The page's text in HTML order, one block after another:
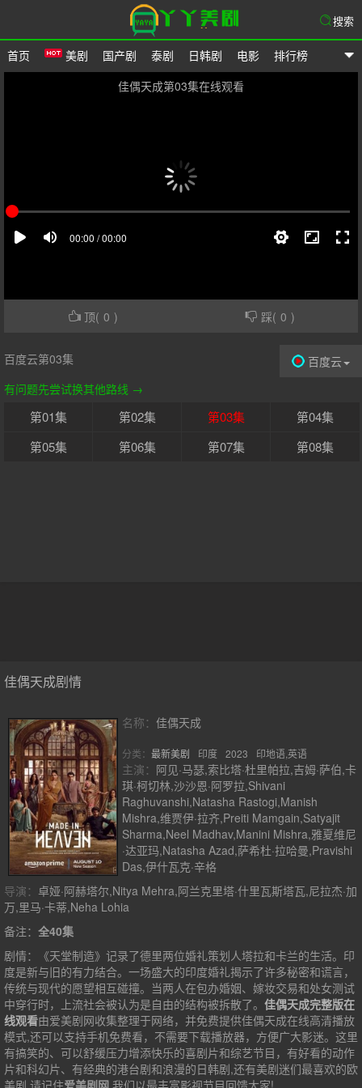
爱美剧网
首页 美剧 国产剧 泰剧 日韩剧 电影 排行榜
搜索
佳偶天成第03集在线观看
顶( 0 ) 踩( 0 )
百度云
百度云第03集
有问题先尝试换其他路线 →
第01集 第02集 第03集
第04集
第05集
第06集 第07集 第08集
佳偶天成剧情
名称： 佳偶天成
分类： 最新美剧 印度 2023 印地语,英语
主演： 阿见·马瑟,索比塔·杜里帕拉,吉姆·萨伯,卡
琪·柯切林,沙沙恩·阿罗拉,Shivani
Raghuvanshi,Natasha Rastogi,Manish
Mishra,维贾伊·拉齐,Preiti Mamgain,Satyajit
Sharma,Neel Madhav,Manini Mishra,雅夏维尼
·达亚玛,Natasha Azad,萨希杜·拉哈曼,Pravishi
Das,伊什瓦克·辛格
导演： 卓娅·阿赫塔尔,Nitya Mehra,阿兰克里塔·什里瓦斯塔瓦,尼拉杰·加
万,里马·卡蒂,Neha Lohia
备注： 全40集
剧情：
《天堂制造》记录了德里两位婚礼策划人塔拉和卡兰的生活。印
度是新与旧的有力结合。一场盛大的印度婚礼揭示了许多秘密和谎言，
传统与现代的愿望相互碰撞。当两人在包办婚姻、嫁妆交易和处女测试
中穿行时，上流社会被认为是自由的结构被拆散了。 佳偶天成完整版在
线观看由爱美剧网收集整理于网络，并免费提供佳偶天成在线高清播放
模式,还可以支持手机免费看，不需要下载播放器，方便广大影迷。这里
有搞笑的、可以舒缓压力增添快乐的喜剧片和综艺节目，有好看的动作
片和科幻片、有经典的港台剧和浪漫的日韩剧,还有美剧迷们最喜欢的欧
美剧,请记住爱美剧网 ,我们以最丰富影视节目回馈大家!